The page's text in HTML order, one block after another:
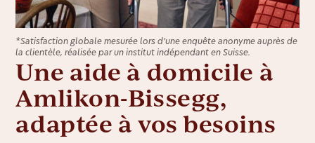
*Satisfaction globale mesurée lors d’une enquête anonyme auprès de
la clientèle, réalisée par un institut indépendant en Suisse.
Une aide à domicile à
Amlikon-Bissegg,
adaptée à vos besoins